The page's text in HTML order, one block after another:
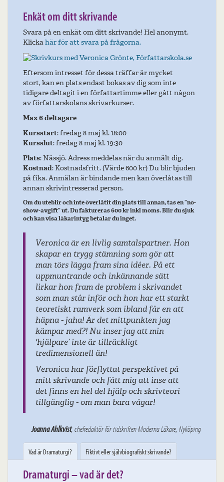
Enkät om ditt skrivande
Svara på en enkät om ditt skrivande! Hel anonymt.
Klickahär för att svara på frågorna.
Eftersom intresset för dessa träffar är mycket
stort, kan en plats endast bokas av dig som inte
tidigare deltagit i en författartimme eller gått någon
av författarskolans skrivarkurser.
Max 6 deltagare
Kursstart: fredag 8 maj kl. 18:00
Kursslut: fredag 8 maj kl. 19:30
Plats: Nässjö. Adress meddelas när du anmält dig.
Kostnad: Kostnadsfritt. (Värde 600 kr) Du blir bjuden
på fika. Anmälan är bindande men kan överlåtas till
annan skrivintresserad person.
Om du uteblir och inte överlåtit din plats till annan, tas en ”no-
show-avgift” ut. Du faktureras 600 kr inkl moms. Blir du sjuk
och kan visa läkarintyg betalar du inget.
samtalspartner. Hon
som gör att
sina idéer. På ett
inkännande sätt
problem i skrivandet
och hon har ett starkt
som ibland får en att
det mittpunkten jag
inser jag att min
tillräckligt
perspektivet på
fått mig att inse att
hjälp och skrivteori
bara vågar!
för tidskriften Moderna Läkare, Nyköping
Veronica är den person i
som gett mig de mest
initierade responserna.
förmåga att på ett mjukt
det grundläggande i en
konstruktivt förmedla vad
bättre i en text, utan att
ifrågasätta. Hon bidrar med
utvecklar dramaturgin,
kan jobba vidare med mitt
är idé med att fortsätta.
Vad är Dramaturgi? Fiktivt eller självbiografiskt skrivande?
Dramaturgi – vad är det?